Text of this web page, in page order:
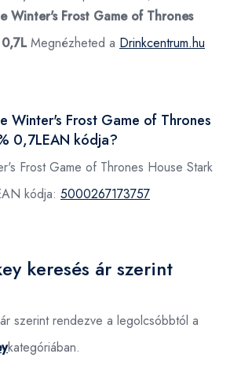
Winter's Frost Game of Thrones
Megnézheted a Drinkcentrum.hu
Winter's Frost Game of Thrones
0,7LEAN kódja?
Frost Game of Thrones House Stark
kódja: 5000267173757
keresés ár szerint
szerint rendezve a legolcsóbbtól a
kategóriában.